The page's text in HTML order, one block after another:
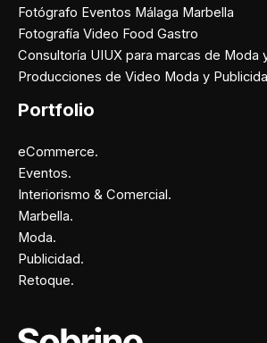
Fotógrafo Eventos Málaga Marbella
Fotografía Video Food Gastro
Consultoría UIUX para marcas de Moda
Producciones de Video Moda y
Portfolio
eCommerce.
Eventos.
Interiorismo & Comercial.
Marbella.
Moda.
Publicidad.
Retoque.